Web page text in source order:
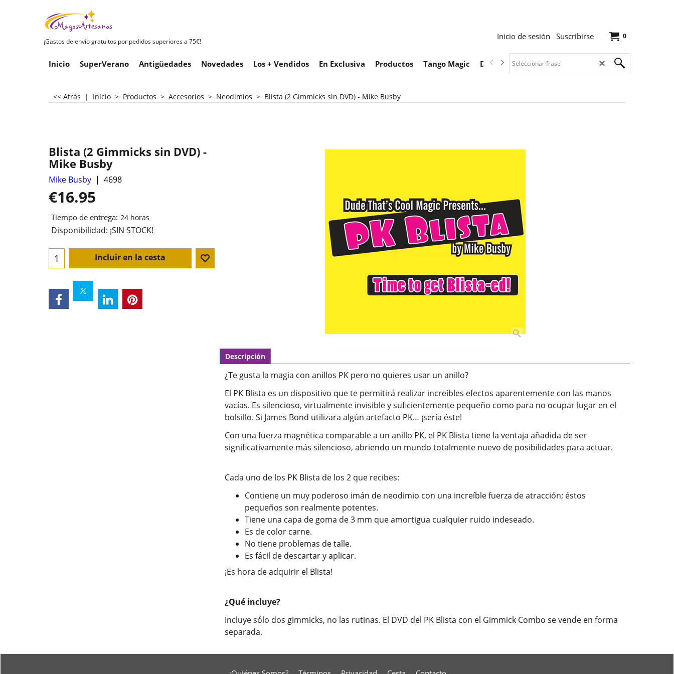
¡Gastos de envío gratuitos por pedidos superiores a 75€!
0
Inicio de sesión Suscribirse
Inicio SuperVerano Antigüedades Novedades Los + Vendidos En Exclusiva Productos Tango Magic Descargas
<< Atrás | Inicio > Productos > Accesorios > Neodimios > Blista (2 Gimmicks sin DVD) - Mike Busby
Blista (2 Gimmicks sin DVD) -
Mike Busby
Mike Busby 4698
€16.95
Tiempo de entrega: 24 horas
Disponibilidad: ¡SIN STOCK!
Incluir en la cesta
Descripción
¿Te gusta la magia con anillos PK pero no quieres usar un anillo?
El PK Blista es un dispositivo que te permitirá realizar increíbles efectos aparentemente con las manos
vacías. Es silencioso, virtualmente invisible y suficientemente pequeño como para no ocupar lugar en el
bolsillo. Si James Bond utilizara algún artefacto PK… ¡sería éste!
Con una fuerza magnética comparable a un anillo PK, el PK Blista tiene la ventaja añadida de ser
significativamente más silencioso, abriendo un mundo totalmente nuevo de posibilidades para actuar.
Cada uno de los PK Blista de los 2 que recibes:
Contiene un muy poderoso imán de neodimio con una increíble fuerza de atracción; éstos
pequeños son realmente potentes.
Tiene una capa de goma de 3 mm que amortigua cualquier ruido indeseado.
Es de color carne.
No tiene problemas de talle.
Es fácil de descartar y aplicar.
¡Es hora de adquirir el Blista!
¿Qué incluye?
Incluye sólo dos gimmicks, no las rutinas. El DVD del PK Blista con el Gimmick Combo se vende en forma
separada.